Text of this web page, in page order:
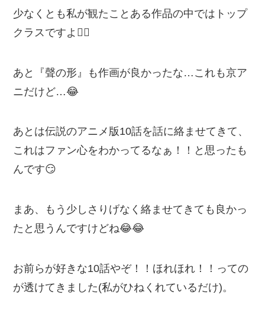
少なくとも私が観たことある作品の中ではトップ
クラスですよ🙆‍♂️
あと『聲の形』も作画が良かったな…これも京ア
ニだけど…😂
あとは伝説のアニメ版10話を話に絡ませてきて、
これはファン心をわかってるなぁ！！と思ったも
んです😏
まあ、もう少しさりげなく絡ませてきても良かっ
たと思うんですけどね😂😂
お前らが好きな10話やぞ！！ほれほれ！！っての
が透けてきました(私がひねくれているだけ)。